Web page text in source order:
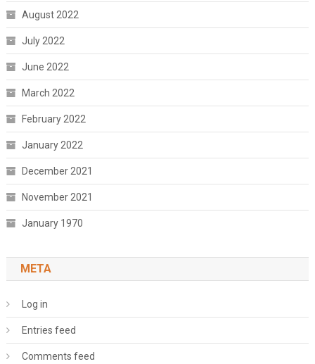
August 2022
July 2022
June 2022
March 2022
February 2022
January 2022
December 2021
November 2021
January 1970
META
Log in
Entries feed
Comments feed